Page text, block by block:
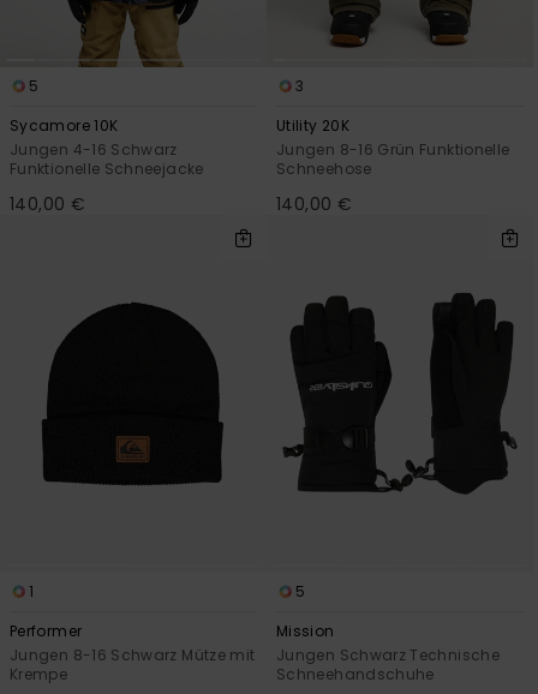
5
Sycamore 10K
Jungen 4-16 Schwarz
Funktionelle Schneejacke
140,00 €
3
Utility 20K
Jungen 8-16 Grün Funktionelle
Schneehose
140,00 €
1
Performer
Jungen 8-16 Schwarz Mütze mit
Krempe
5
Mission
Jungen Schwarz Technische
Schneehandschuhe